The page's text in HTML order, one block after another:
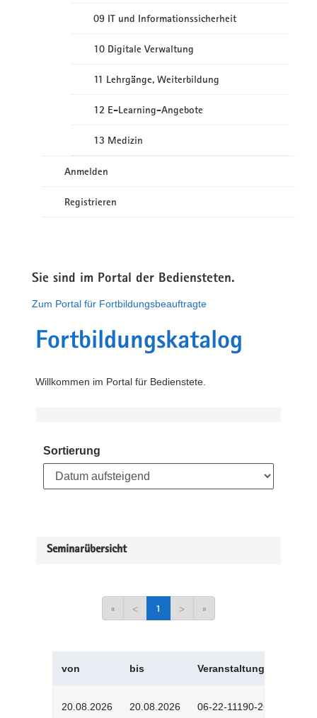
09 IT und Informationssicherheit
10 Digitale Verwaltung
11 Lehrgänge, Weiterbildung
12 E-Learning-Angebote
13 Medizin
Anmelden
Registrieren
Sie sind im Portal der Bediensteten.
Zum Portal für Fortbildungsbeauftragte
Fortbildungskatalog
Willkommen im Portal für Bedienstete.
Sortierung
Seminarübersicht
« < 1 > »
von bis Veranstaltungskürzel
20.08.2026 20.08.2026 06-22-11190-2601